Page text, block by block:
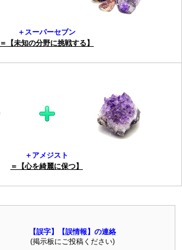
＋スーパーセブン
＝【未知の分野に挑戦する】
＋アメジスト
＝【心を綺麗に保つ】
【誤字】【誤情報】の連絡
(掲示板にご投稿ください)